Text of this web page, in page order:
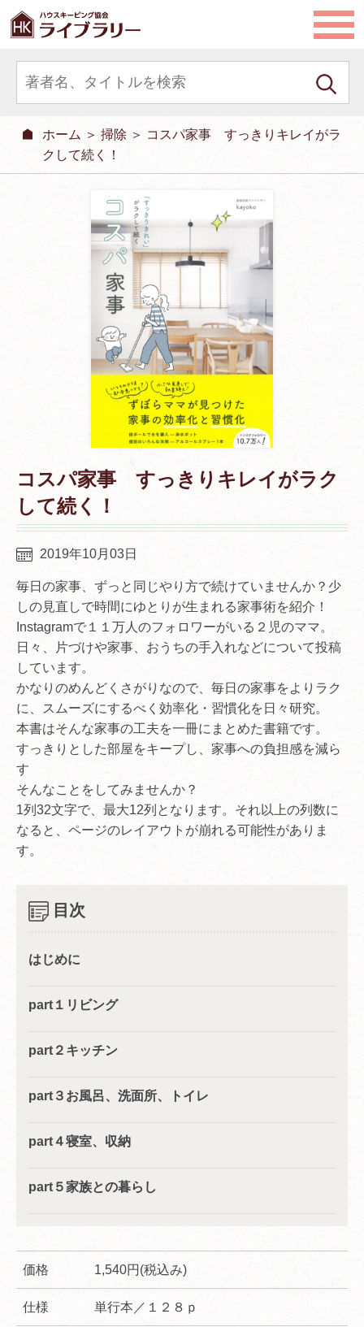
ホーム ＞ 掃除 ＞ コスパ家事 すっきりキレイがラ
クして続く！
コスパ家事 すっきりキレイがラク
して続く！
2019年10月03日
毎日の家事、ずっと同じやり方で続けていませんか？少
しの見直しで時間にゆとりが生まれる家事術を紹介！
Instagramで１１万人のフォロワーがいる２児のママ。
日々、片づけや家事、おうちの手入れなどについて投稿
しています。
かなりのめんどくさがりなので、毎日の家事をよりラク
に、スムーズにするべく効率化・習慣化を日々研究。
本書はそんな家事の工夫を一冊にまとめた書籍です。
すっきりとした部屋をキープし、家事への負担感を減ら
す
そんなことをしてみませんか？
1列32文字で、最大12列となります。それ以上の列数に
なると、ページのレイアウトが崩れる可能性がありま
す。
目次
はじめに
part１リビング
part２キッチン
part３お風呂、洗面所、トイレ
part４寝室、収納
part５家族との暮らし
価格 1,540円(税込み)
仕様 単行本／１２８ｐ